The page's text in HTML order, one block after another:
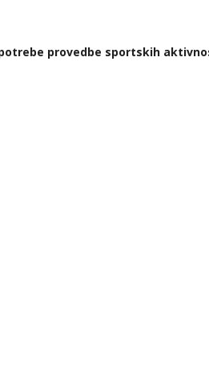
provedbe sportskih